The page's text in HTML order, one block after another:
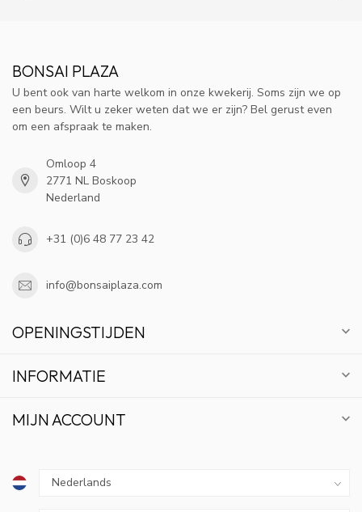
BONSAI PLAZA
U bent ook van harte welkom in onze kwekerij. Soms zijn we op
een beurs. Wilt u zeker weten dat we er zijn? Bel gerust even
om een afspraak te maken.
Omloop 4
2771 NL Boskoop
Nederland
+31 (0)6 48 77 23 42
info@bonsaiplaza.com
OPENINGSTIJDEN
INFORMATIE
MIJN ACCOUNT